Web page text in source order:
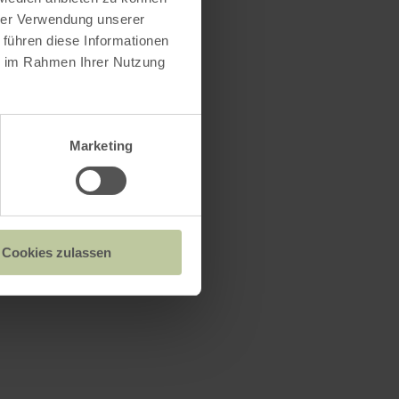
Verwendung unserer
diese Informationen
Rahmen Ihrer Nutzung
Marketing
Cookies zulassen